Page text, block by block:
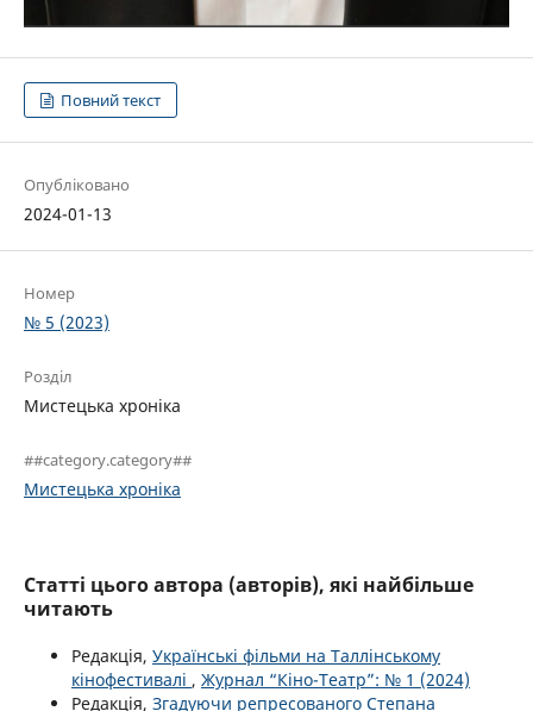
Повний текст
Опубліковано
2024-01-13
Номер
№ 5 (2023)
Розділ
Мистецька хроніка
##category.category##
Мистецька хроніка
Статті цього автора (авторів), які найбільше
читають
Редакція, Українські фільми на Таллінському
кінофестивалі , Журнал “Кіно-Театр”: № 1 (2024)
Редакція, Згадуючи репресованого Степана